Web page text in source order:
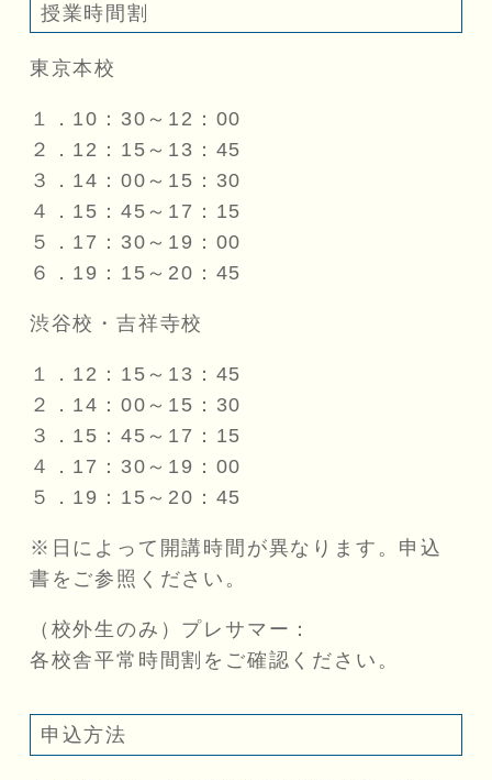
授業時間割
東京本校
１．10：30～12：00
２．12：15～13：45
３．14：00～15：30
４．15：45～17：15
５．17：30～19：00
６．19：15～20：45
渋谷校・吉祥寺校
１．12：15～13：45
２．14：00～15：30
３．15：45～17：15
４．17：30～19：00
５．19：15～20：45
※日によって開講時間が異なります。申込
書をご参照ください。
（校外生のみ）プレサマー：
各校舎平常時間割をご確認ください。
申込方法